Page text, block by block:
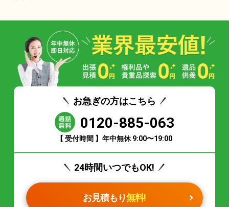
お急ぎの方はこちら
0120-885-063
【 受付時間 】年中無休 9:00〜19:00
24時間いつでもOK!
お見積もり無料!